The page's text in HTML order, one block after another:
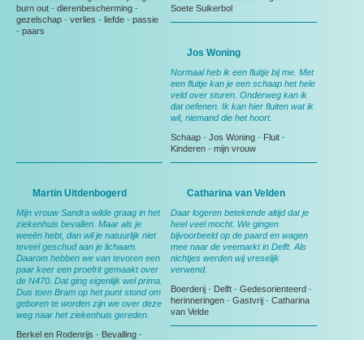
burn out - dierenbescherming -
gezelschap - verlies - liefde - passie
- paars
Soete Suikerbol
Jos Woning
Normaal heb ik een fluitje bij me. Met
een fluitje kan je een schaap het hele
veld over sturen. Onderweg kan ik
dat oefenen. Ik kan hier fluiten wat ik
wil, niemand die het hoort.
Schaap - Jos Woning - Fluit -
Kinderen - mijn vrouw
Martin Uitdenbogerd
Mijn vrouw Sandra wilde graag in het
ziekenhuis bevallen. Maar als je
weeën hebt, dan wil je natuurlijk niet
teveel geschud aan je lichaam.
Daarom hebben we van tevoren een
paar keer een proefrit gemaakt over
de N470. Dat ging eigenlijk wel prima.
Dus toen Bram op het punt stond om
geboren te worden zijn we over deze
weg naar het ziekenhuis gereden.
Berkel en Rodenrijs - Bevalling -
Catharina van Velden
Daar logeren betekende altijd dat je
heel veel mocht. We gingen
bijvoorbeeld op de paard en wagen
mee naar de veemarkt in Delft. Als
nichtjes werden wij vreselijk
verwend.
Boerderij - Delft - Gedesorienteerd -
herinneringen - Gastvrij - Catharina
van Velde